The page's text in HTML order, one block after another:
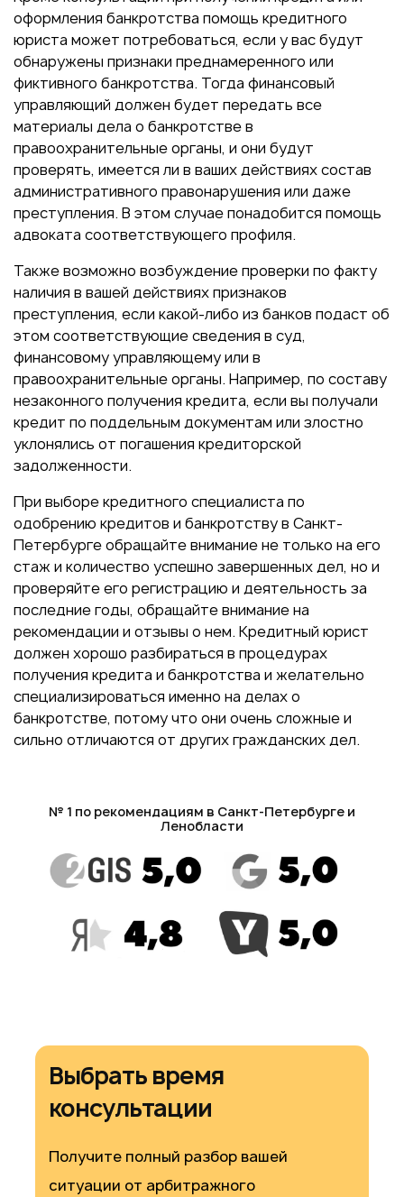
оформления банкротства помощь кредитного
юриста может потребоваться, если у вас будут
обнаружены признаки преднамеренного или
фиктивного банкротства. Тогда финансовый
управляющий должен будет передать все
материалы дела о банкротстве в
правоохранительные органы, и они будут
проверять, имеется ли в ваших действиях состав
административного правонарушения или даже
преступления. В этом случае понадобится помощь
адвоката соответствующего профиля.
Также возможно возбуждение проверки по факту
наличия в вашей действиях признаков
преступления, если какой-либо из банков подаст об
этом соответствующие сведения в суд,
финансовому управляющему или в
правоохранительные органы. Например, по составу
незаконного получения кредита, если вы получали
кредит по поддельным документам или злостно
уклонялись от погашения кредиторской
задолженности.
При выборе кредитного специалиста по
одобрению кредитов и банкротству в Санкт-
Петербурге обращайте внимание не только на его
стаж и количество успешно завершенных дел, но и
проверяйте его регистрацию и деятельность за
последние годы, обращайте внимание на
рекомендации и отзывы о нем. Кредитный юрист
должен хорошо разбираться в процедурах
получения кредита и банкротства и желательно
специализироваться именно на делах о
банкротстве, потому что они очень сложные и
сильно отличаются от других гражданских дел.
№ 1 по рекомендациям в Санкт-Петербурге и
Ленобласти
Выбрать время
консультации
Получите полный разбор вашей
ситуации от арбитражного